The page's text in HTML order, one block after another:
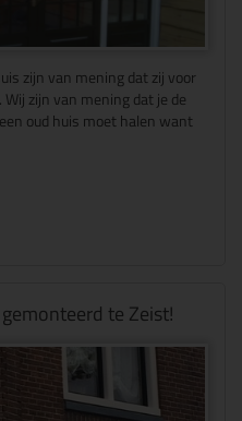
zijn van mening dat zij voor
zijn van mening dat je de
oud huis moet halen want
te Zeist!